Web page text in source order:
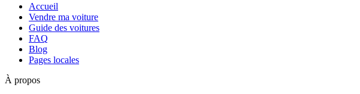
Accueil
Vendre ma voiture
Guide des voitures
FAQ
Blog
Pages locales
À propos